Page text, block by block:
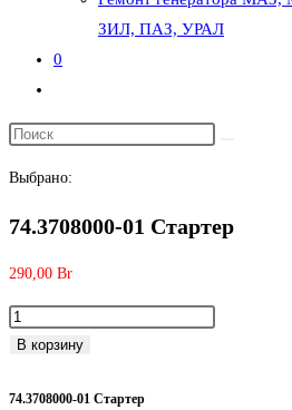
ЗИЛ, ПАЗ, УРАЛ
0
по
веб-
Выбрано:
74.3708000-01 Стартер
290,00 Br
Количество
товара
01
В корзину
74.3708000-01 Стартер